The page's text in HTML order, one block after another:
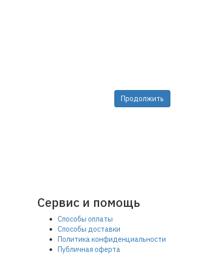
Продолжить
Сервис и помощь
Способы оплаты
Способы доставки
Политика конфиденциальности
Публичная оферта